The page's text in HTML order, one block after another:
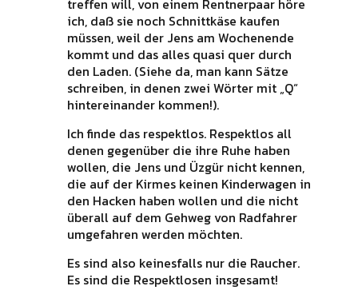
treffen will, von einem Rentnerpaar höre
ich, daß sie noch Schnittkäse kaufen
müssen, weil der Jens am Wochenende
kommt und das alles quasi quer durch
den Laden. (Siehe da, man kann Sätze
schreiben, in denen zwei Wörter mit „Q“
hintereinander kommen!).
Ich finde das respektlos. Respektlos all
denen gegenüber die ihre Ruhe haben
wollen, die Jens und Üzgür nicht kennen,
die auf der Kirmes keinen Kinderwagen in
den Hacken haben wollen und die nicht
überall auf dem Gehweg von Radfahrer
umgefahren werden möchten.
Es sind also keinesfalls nur die Raucher.
Es sind die Respektlosen insgesamt!